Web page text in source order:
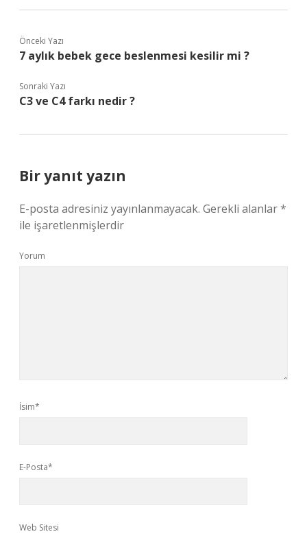
Önceki Yazı
7 aylık bebek gece beslenmesi kesilir mi ?
Sonraki Yazı
C3 ve C4 farkı nedir ?
Bir yanıt yazın
E-posta adresiniz yayınlanmayacak. Gerekli alanlar*
ile işaretlenmişlerdir
Yorum
İsim*
E-Posta*
Web Sitesi